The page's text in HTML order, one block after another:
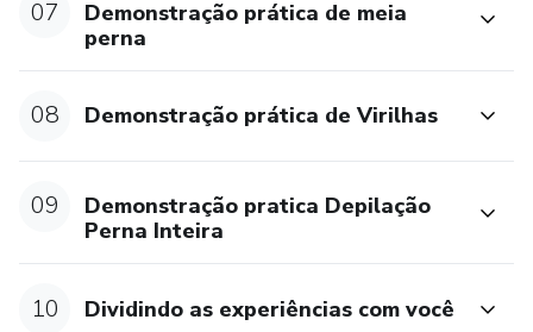
07
Demonstração prática de meia
perna
08 Demonstração prática de Virilhas
09
Demonstração pratica Depilação
Perna Inteira
10 Dividindo as experiências com você